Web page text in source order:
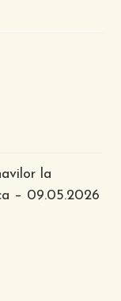
la
– 09.05.2026